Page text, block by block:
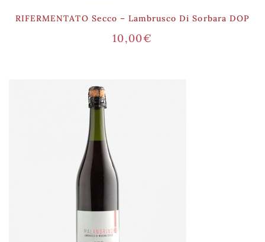
RIFERMENTATO Secco – Lambrusco Di Sorbara DOP
10,00€